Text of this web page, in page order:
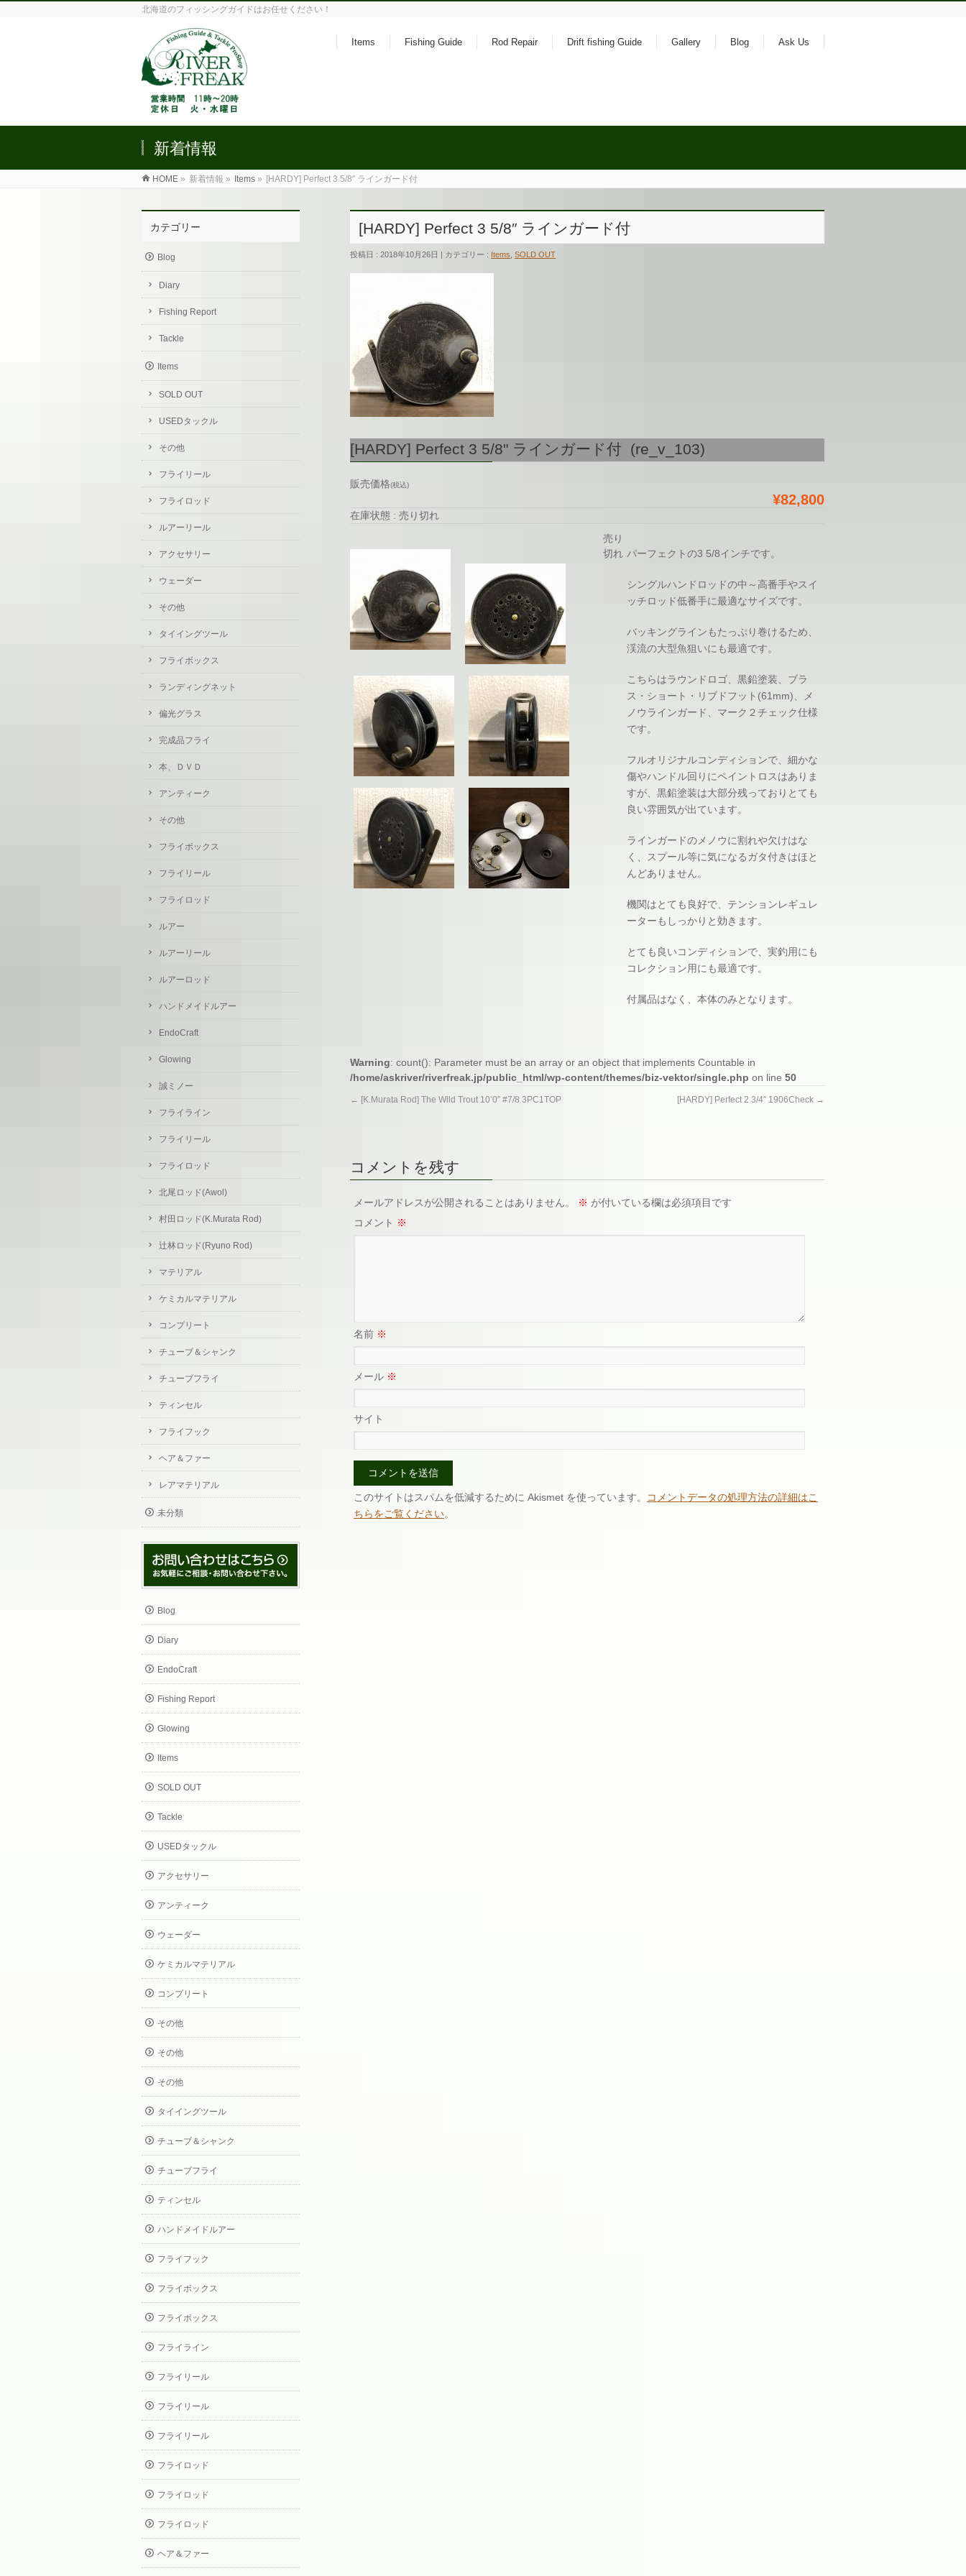
北海道のフィッシングガイドはお任せください！
Items Fishing Guide Rod Repair Drift fishing Guide Gallery Blog Ask Us
新着情報
HOME » 新着情報 » Items » [HARDY] Perfect 3 5/8″ ラインガード付
[HARDY] Perfect 3 5/8″ ラインガード付
投稿日 : 2018年10月26日 | カテゴリー : Items SOLD OUT
[HARDY] Perfect 3 5/8" ラインガード付 (re_v_103)
販売価格(税込)
¥82,800
在庫状態 : 売り切れ
パーフェクトの3 5/8インチです。
シングルハンドロッドの中～高番手やスイ
ッチロッド低番手に最適なサイズです。
バッキングラインもたっぷり巻けるため、
渓流の大型魚狙いにも最適です。
こちらはラウンドロゴ、黒鉛塗装、ブラ
ス・ショート・リブドフット(61mm)、メ
ノウラインガード、マーク２チェック仕様
です。
フルオリジナルコンディションで、細かな
傷やハンドル回りにペイントロスはありま
すが、黒鉛塗装は大部分残っておりとても
良い雰囲気が出ています。
ラインガードのメノウに割れや欠けはな
く、スプール等に気になるガタ付きはほと
んどありません。
機関はとても良好で、テンションレギュレ
ーターもしっかりと効きます。
とても良いコンディションで、実釣用にも
コレクション用にも最適です。
付属品はなく、本体のみとなります。
売り
切れ
Warning: count(): Parameter must be an array or an object that implements Countable in
/home/askriver/riverfreak.jp/public_html/wp-content/themes/biz-vektor/single.php on line 50
← [K.Murata Rod] The Wild Trout 10’0″ #7/8 3PC1TOP [HARDY] Perfect 2 3/4″ 1906Check →
コメントを残す
メールアドレスが公開されることはありません。 ※ が付いている欄は必須項目です
コメント ※
名前 ※
メール ※
サイト
このサイトはスパムを低減するために Akismet を使っています。
コメントデータの処理方法の詳細はこ
ちらをご覧ください。
カテゴリー
Blog
Diary
Fishing Report
Tackle
Items
SOLD OUT
USEDタックル
その他
フライリール
フライロッド
ルアーリール
アクセサリー
ウェーダー
その他
タイイングツール
フライボックス
ランディングネット
偏光グラス
完成品フライ
本、ＤＶＤ
アンティーク
その他
フライボックス
フライリール
フライロッド
ルアー
ルアーリール
ルアーロッド
ハンドメイドルアー
EndoCraft
Glowing
誠ミノー
フライライン
フライリール
フライロッド
北尾ロッド(Awol)
村田ロッド(K.Murata Rod)
辻林ロッド(Ryuno Rod)
マテリアル
ケミカルマテリアル
コンプリート
チューブ＆シャンク
チューブフライ
ティンセル
フライフック
ヘア＆ファー
レアマテリアル
未分類
Blog
Diary
EndoCraft
Fishing Report
Glowing
Items
SOLD OUT
Tackle
USEDタックル
アクセサリー
アンティーク
ウェーダー
ケミカルマテリアル
コンプリート
その他
その他
その他
タイイングツール
チューブ＆シャンク
チューブフライ
ティンセル
ハンドメイドルアー
フライフック
フライボックス
フライボックス
フライライン
フライリール
フライリール
フライリール
フライロッド
フライロッド
フライロッド
ヘア＆ファー